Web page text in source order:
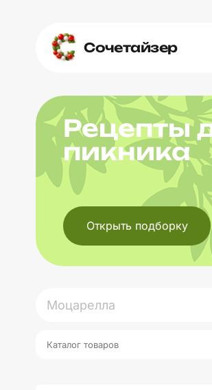
Сочетайзер
Рецепты
пикника
Открыть подборку
Каталог товаров